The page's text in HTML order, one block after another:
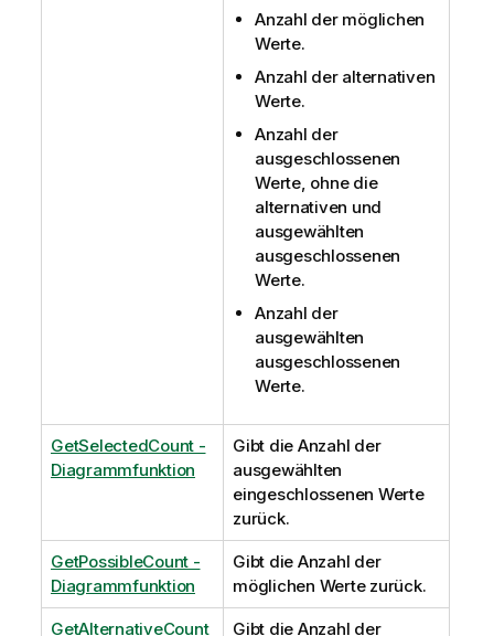
Anzahl der möglichen
Werte.
Anzahl der alternativen
Werte.
Anzahl der
ausgeschlossenen
Werte, ohne die
alternativen und
ausgewählten
ausgeschlossenen
Werte.
Anzahl der
ausgewählten
ausgeschlossenen
Werte.
GetSelectedCount -
Diagrammfunktion
Gibt die Anzahl der
ausgewählten
eingeschlossenen Werte
zurück.
GetPossibleCount -
Diagrammfunktion
Gibt die Anzahl der
möglichen Werte zurück.
GetAlternativeCount Gibt die Anzahl der